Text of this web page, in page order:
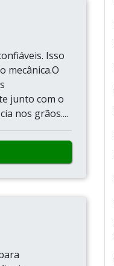
Isso
mecânica.O
junto com o
nos grãos....